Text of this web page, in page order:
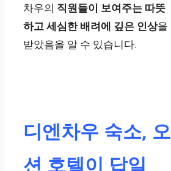
민 푸 다이아몬
드 팰리스 호텔
대한 칭찬
무옹 탄 럭셔리
차우의 직원들이 보여주는 따뜻
하고 세심한 배려에 깊은 인상을
받았음을 알 수 있습니다.
디엔차우 숙소, 오
션 호텔이 답일